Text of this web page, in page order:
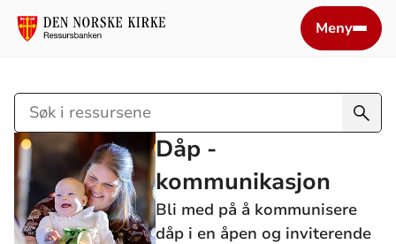
Meny
Søk
i
ressursene
Dåp -
kommunikasjon
Bli med på å kommunisere
dåp i en åpen og inviterende